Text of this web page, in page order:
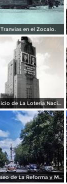
Tranvias en el Zocalo.
Edicio de La Loteria Nacional Ciudad de México Abril de 1964
Paseo de La Reforma y Mto a La Independencia 1950